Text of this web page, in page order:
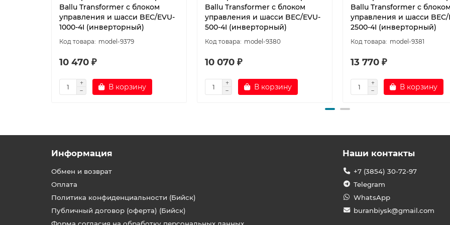
Ballu Transformer с блоком
управления и шасси BEC/EVU-
1000-4I (инверторный)
model-9379
10 470 ₽
В корзину
Ballu Transformer с блоком
управления и шасси BEC/EVU-
500-4I (инверторный)
model-9380
10 070 ₽
В корзину
Ballu Transformer с блоком
управления и шасси BEC/
2500-4I (инверторный)
model-9381
13 770 ₽
В корзину
Информация
Обмен и возврат
Оплата
Политика конфиденциальности (Бийск)
Публичный договор (оферта) (Бийск)
Форма согласия на обработку персональных данных
Наши контакты
+7 (3854) 30-72-97
Telegram
WhatsApp
buranbiysk@gmail.com